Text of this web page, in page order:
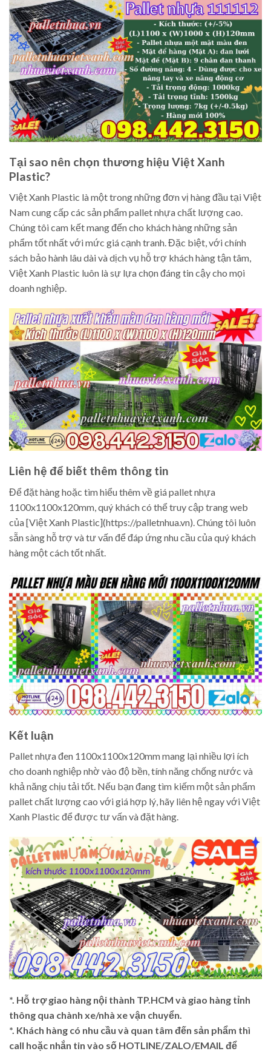
Tại sao nên chọn thương hiệu Việt Xanh
Plastic?
Việt Xanh Plastic là một trong những đơn vị hàng đầu tại Việt
Nam cung cấp các sản phẩm pallet nhựa chất lượng cao.
Chúng tôi cam kết mang đến cho khách hàng những sản
phẩm tốt nhất với mức giá cạnh tranh. Đặc biệt, với chính
sách bảo hành lâu dài và dịch vụ hỗ trợ khách hàng tận tâm,
Việt Xanh Plastic luôn là sự lựa chọn đáng tin cậy cho mọi
doanh nghiệp.
Liên hệ để biết thêm thông tin
Để đặt hàng hoặc tìm hiểu thêm về giá pallet nhựa
1100x1100x120mm, quý khách có thể truy cập trang web
của [Việt Xanh Plastic](https://palletnhua.vn). Chúng tôi luôn
sẵn sàng hỗ trợ và tư vấn để đáp ứng nhu cầu của quý khách
hàng một cách tốt nhất.
Kết luận
Pallet nhựa đen 1100x1100x120mm mang lại nhiều lợi ích
cho doanh nghiệp nhờ vào độ bền, tính năng chống nước và
khả năng chịu tải tốt. Nếu bạn đang tìm kiếm một sản phẩm
pallet chất lượng cao với giá hợp lý, hãy liên hệ ngay với Việt
Xanh Plastic để được tư vấn và đặt hàng.
*. Hỗ trợ giao hàng nội thành TP.HCM và giao hàng tỉnh
thông qua chành xe/nhà xe vận chuyển.
*. Khách hàng có nhu cầu và quan tâm đến sản phẩm thì
call hoặc nhắn tin vào số HOTLINE/ZALO/EMAIL để